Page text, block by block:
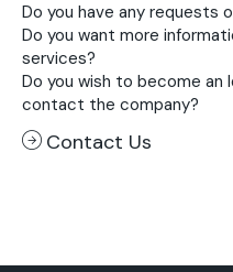
Do you have any requests
Do you want more
services?
Do you wish to become an
contact the company?
Contact Us